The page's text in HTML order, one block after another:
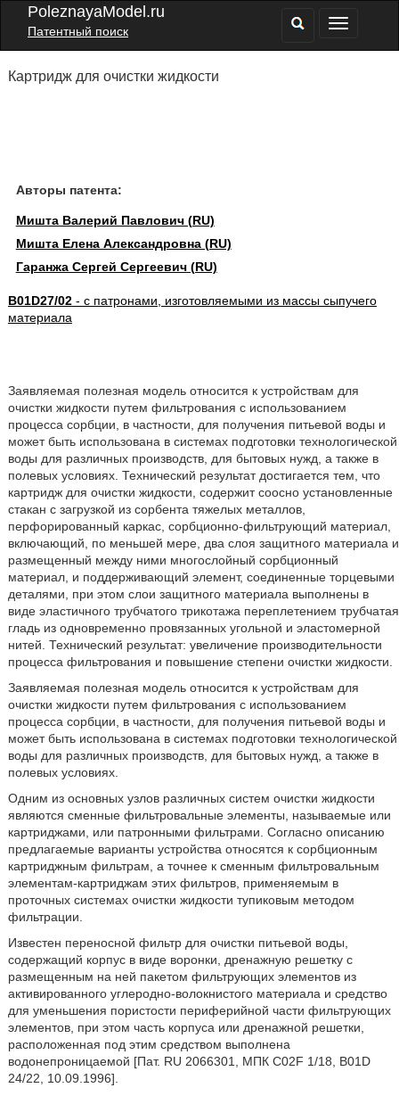
PoleznayaModel.ru
Патентный поиск
Картридж для очистки жидкости
Авторы патента:
Мишта Валерий Павлович (RU)
Мишта Елена Александровна (RU)
Гаранжа Сергей Сергеевич (RU)
B01D27/02- с патронами, изготовляемыми из массы сыпучего
материала
Заявляемая полезная модель относится к устройствам для
очистки жидкости путем фильтрования с использованием
процесса сорбции, в частности, для получения питьевой воды и
может быть использована в системах подготовки технологической
воды для различных производств, для бытовых нужд, а также в
полевых условиях. Технический результат достигается тем, что
картридж для очистки жидкости, содержит соосно установленные
стакан с загрузкой из сорбента тяжелых металлов,
перфорированный каркас, сорбционно-фильтрующий материал,
включающий, по меньшей мере, два слоя защитного материала и
размещенный между ними многослойный сорбционный
материал, и поддерживающий элемент, соединенные торцевыми
деталями, при этом слои защитного материала выполнены в
виде эластичного трубчатого трикотажа переплетением трубчатая
гладь из одновременно провязанных угольной и эластомерной
нитей. Технический результат: увеличение производительности
процесса фильтрования и повышение степени очистки жидкости.
Заявляемая полезная модель относится к устройствам для
очистки жидкости путем фильтрования с использованием
процесса сорбции, в частности, для получения питьевой воды и
может быть использована в системах подготовки технологической
воды для различных производств, для бытовых нужд, а также в
полевых условиях.
Одним из основных узлов различных систем очистки жидкости
являются сменные фильтровальные элементы, называемые или
картриджами, или патронными фильтрами. Согласно описанию
предлагаемые варианты устройства относятся к сорбционным
картриджным фильтрам, а точнее к сменным фильтровальным
элементам-картриджам этих фильтров, применяемым в
проточных системах очистки жидкости тупиковым методом
фильтрации.
Известен переносной фильтр для очистки питьевой воды,
содержащий корпус в виде воронки, дренажную решетку с
размещенным на ней пакетом фильтрующих элементов из
активированного углеродно-волокнистого материала и средство
для уменьшения пористости периферийной части фильтрующих
элементов, при этом часть корпуса или дренажной решетки,
расположенная под этим средством выполнена
водонепроницаемой [Пат. RU 2066301, МПК C02F 1/18, B01D
24/22, 10.09.1996].